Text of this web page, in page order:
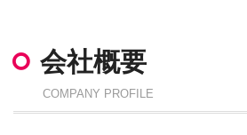
会社概要
COMPANY PROFILE